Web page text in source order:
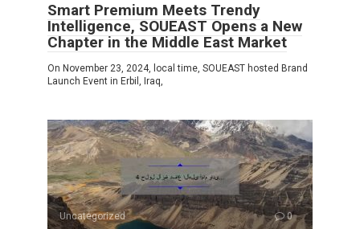
Smart Premium Meets Trendy
Intelligence, SOUEAST Opens a New
Chapter in the Middle East Market
On November 23, 2024, local time, SOUEAST hosted Brand
Launch Event in Erbil, Iraq,
Uncategorized 0